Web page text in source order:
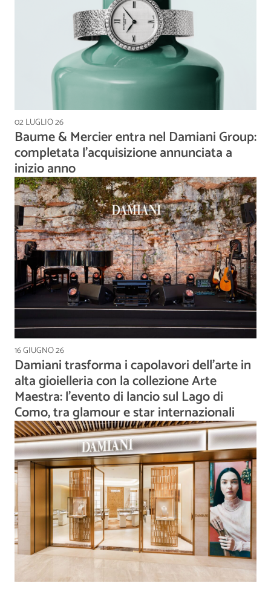
02 LUGLIO 26
Baume & Mercier entra nel Damiani Group:
completata l'acquisizione annunciata a
inizio anno
16 GIUGNO 26
Damiani trasforma i capolavori dell’arte in
alta gioielleria con la collezione Arte
Maestra: l'evento di lancio sul Lago di
Como, tra glamour e star internazionali